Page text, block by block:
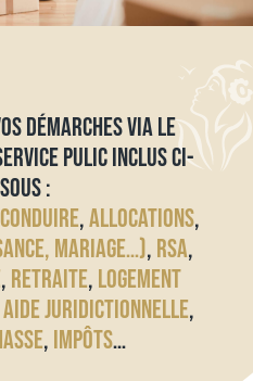
DÉMARCHES VIA LE
PULIC INCLUS CI-
:
,ALLOCATIONS,
MARIAGE…), RSA,
, RETRAITE, LOGEMENT
AIDE JURIDICTIONNELLE,
, IMPÔTS…